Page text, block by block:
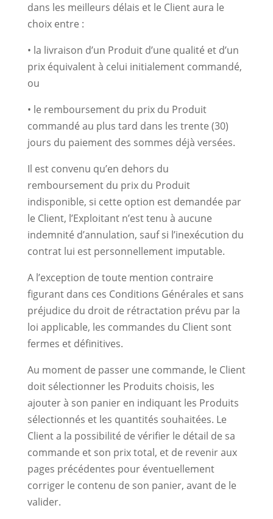
dans les meilleurs délais et le Client aura le
choix entre :
• la livraison d’un Produit d’une qualité et d’un
prix équivalent à celui initialement commandé,
ou
• le remboursement du prix du Produit
commandé au plus tard dans les trente (30)
jours du paiement des sommes déjà versées.
Il est convenu qu’en dehors du
remboursement du prix du Produit
indisponible, si cette option est demandée par
le Client, l’Exploitant n’est tenu à aucune
indemnité d’annulation, sauf si l’inexécution du
contrat lui est personnellement imputable.
A l’exception de toute mention contraire
figurant dans ces Conditions Générales et sans
préjudice du droit de rétractation prévu par la
loi applicable, les commandes du Client sont
fermes et définitives.
Au moment de passer une commande, le Client
doit sélectionner les Produits choisis, les
ajouter à son panier en indiquant les Produits
sélectionnés et les quantités souhaitées. Le
Client a la possibilité de vérifier le détail de sa
commande et son prix total, et de revenir aux
pages précédentes pour éventuellement
corriger le contenu de son panier, avant de le
valider.